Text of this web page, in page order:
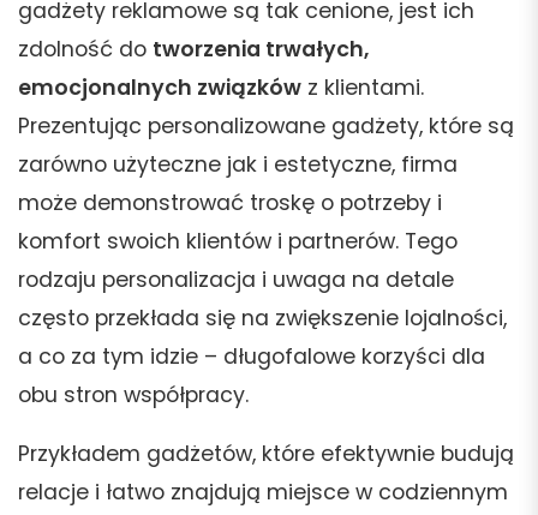
gadżety reklamowe są tak cenione, jest ich
zdolność do tworzenia trwałych,
emocjonalnych związków z klientami.
Prezentując personalizowane gadżety, które są
zarówno użyteczne jak i estetyczne, firma
może demonstrować troskę o potrzeby i
komfort swoich klientów i partnerów. Tego
rodzaju personalizacja i uwaga na detale
często przekłada się na zwiększenie lojalności,
a co za tym idzie – długofalowe korzyści dla
obu stron współpracy.
Przykładem gadżetów, które efektywnie budują
relacje i łatwo znajdują miejsce w codziennym